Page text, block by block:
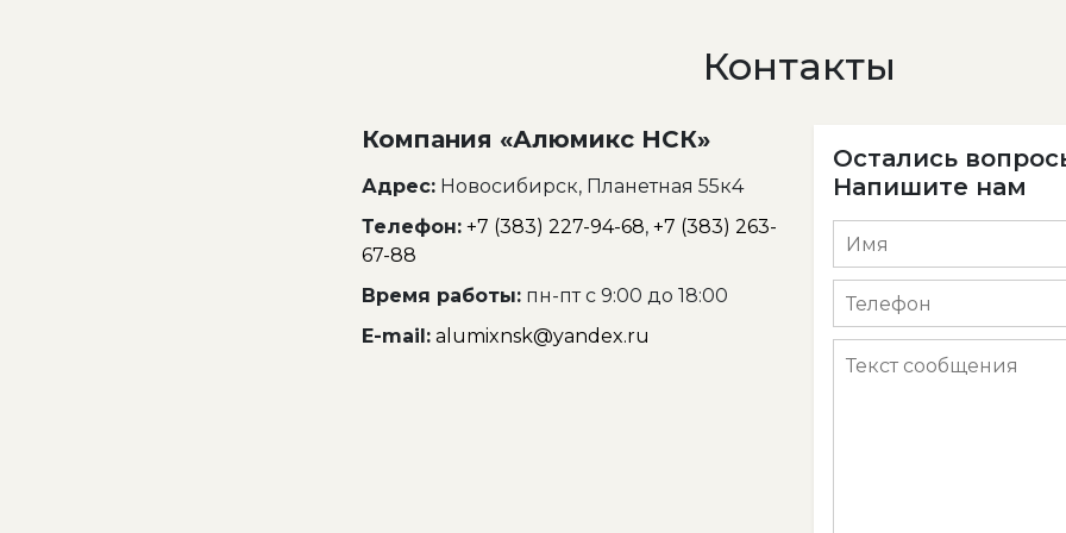
Контакты
Компания «Алюмикс НСК»
Адрес: Новосибирск, Планетная 55к4
Телефон: +7 (383) 227-94-68, +7 (383) 263-
67-88
Время работы: пн-пт с 9:00 до 18:00
E-mail: alumixnsk@yandex.ru
Остались
Напишите нам